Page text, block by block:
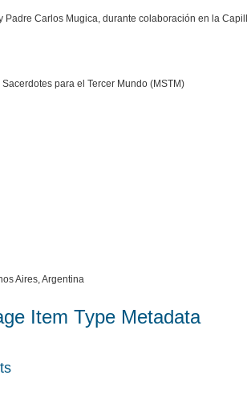
Padre Carlos Mugica, durante colaboración en la
para el Tercer Mundo (MSTM)
Aires, Argentina
Item Type Metadata